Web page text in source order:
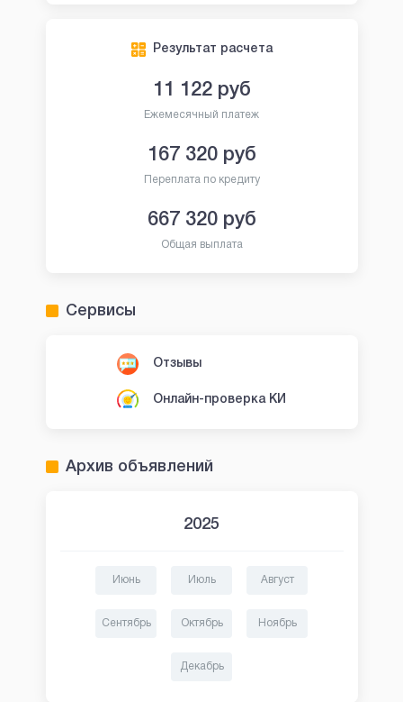
Результат расчета
11 122руб
Ежемесячный платеж
167 320руб
Переплата по кредиту
667 320руб
Общая выплата
Сервисы
Отзывы
Онлайн-проверка КИ
Архив объявлений
2025
Июнь Июль Август
Сентябрь Октябрь Ноябрь
Декабрь